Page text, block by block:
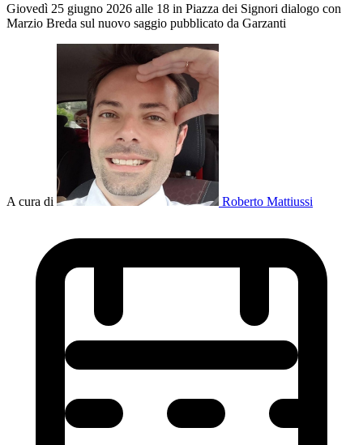
Giovedì 25 giugno 2026 alle 18 in Piazza dei Signori dialogo con
Marzio Breda sul nuovo saggio pubblicato da Garzanti
A cura di Roberto Mattiussi